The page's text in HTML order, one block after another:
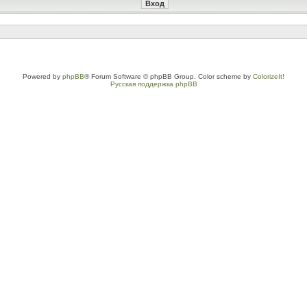
Powered by phpBB® Forum Software © phpBB Group. Color scheme by ColorizeIt!
Русская поддержка phpBB